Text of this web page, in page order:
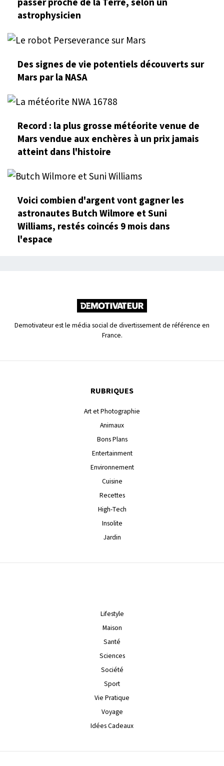
astrophysicien
Des signes de vie potentiels découverts sur
Mars par la NASA
Record : la plus grosse météorite venue de
Mars vendue aux enchères à un prix jamais
atteint dans l'histoire
Voici combien d'argent vont gagner les
astronautes Butch Wilmore et Suni
Williams, restés coincés 9 mois dans
l'espace
Demotivateur est le média social de divertissement de référence en
France.
RUBRIQUES
Art et Photographie
Animaux
Bons Plans
Entertainment
Environnement
Cuisine
Recettes
High-Tech
Insolite
Jardin
Lifestyle
Maison
Santé
Sciences
Société
Sport
Vie Pratique
Voyage
Idées Cadeaux